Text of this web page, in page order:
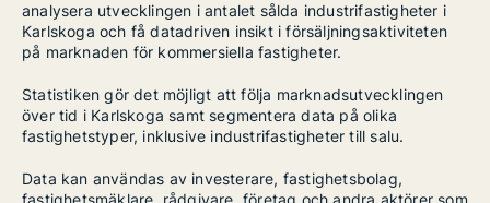
analysera utvecklingen i antalet sålda industrifastigheter i
Karlskoga och få datadriven insikt i försäljningsaktiviteten
på marknaden för kommersiella fastigheter.
Statistiken gör det möjligt att följa marknadsutvecklingen
över tid i Karlskoga samt segmentera data på olika
fastighetstyper, inklusive industrifastigheter till salu.
Data kan användas av investerare, fastighetsbolag,
fastighetsmäklare, rådgivare, företag och andra aktörer som